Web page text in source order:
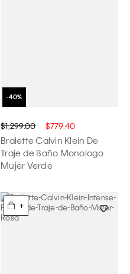
$1,299.00 $779.40
Bralette Calvin Klein De
Traje de Baño Monologo
Mujer Verde
+